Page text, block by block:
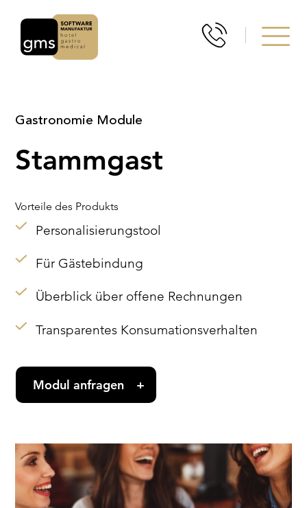
Gastronomie Module
Stammgast
Vorteile des Produkts
Personalisierungstool
Für Gästebindung
Überblick über offene Rechnungen
Transparentes Konsumationsverhalten
Modul anfragen